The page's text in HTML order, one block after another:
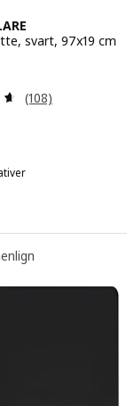
Samlede
svart, 97x19 cm
Gjennomgang:
(108)